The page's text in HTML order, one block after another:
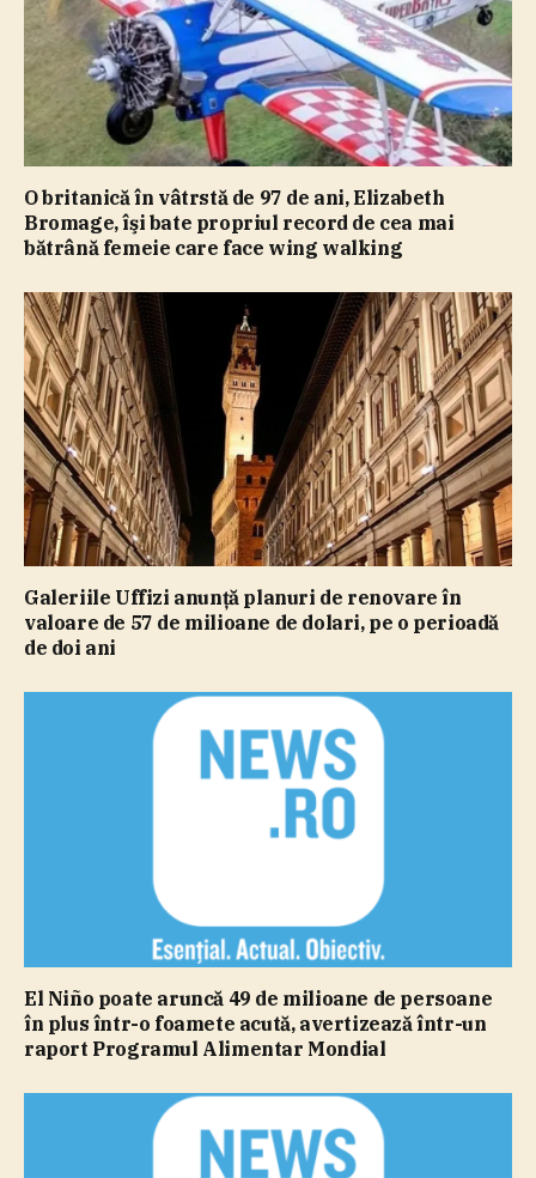
O britanică în vâtrstă de 97 de ani, Elizabeth
Bromage, îşi bate propriul record de cea mai
bătrână femeie care face wing walking
Galeriile Uffizi anunţă planuri de renovare în
valoare de 57 de milioane de dolari, pe o perioadă
de doi ani
El Niño poate aruncă 49 de milioane de persoane
în plus într-o foamete acută, avertizează într-un
raport Programul Alimentar Mondial